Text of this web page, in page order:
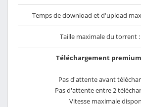
Temps de download et d'upload
Taille maximale du torrent :
Téléchargement
Pas d'attente avant
Pas d'attente entre 2
Vitesse maximale